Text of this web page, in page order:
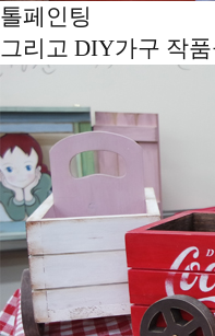
톨페인팅
그리고 DIY가구 작